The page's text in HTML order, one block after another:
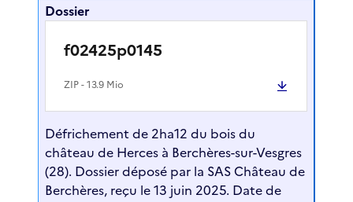
Dossier
f02425p0145
ZIP- 13.9 Mio
Défrichement de 2ha12 du bois du
château de Herces à Berchères-sur-Vesgres
(28). Dossier déposé par la SAS Château de
Berchères, reçu le 13 juin 2025. Date de